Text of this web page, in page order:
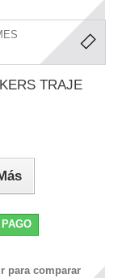
TRAJE
para comparar